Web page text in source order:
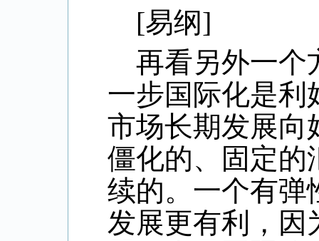
[易纲]
再看另外一个
一步国际化是利
市场长期发展向
僵化的、固定的
续的。一个有弹
发展更有利，因